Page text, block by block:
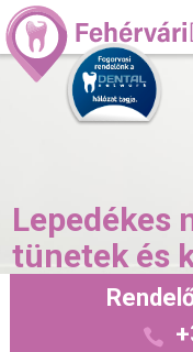
Lepedékes
tünetek és